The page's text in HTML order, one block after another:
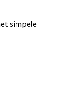
simpele